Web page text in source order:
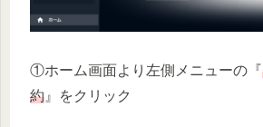
①ホーム画面より左側メニューの『
約 』をクリック